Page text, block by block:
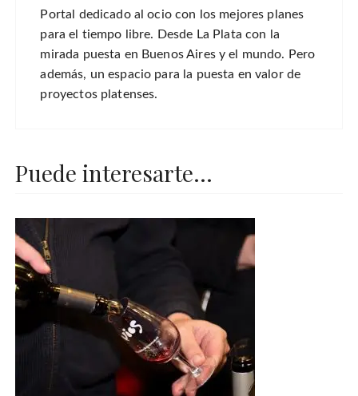
Portal dedicado al ocio con los mejores planes
para el tiempo libre. Desde La Plata con la
mirada puesta en Buenos Aires y el mundo. Pero
además, un espacio para la puesta en valor de
proyectos platenses.
Puede interesarte...